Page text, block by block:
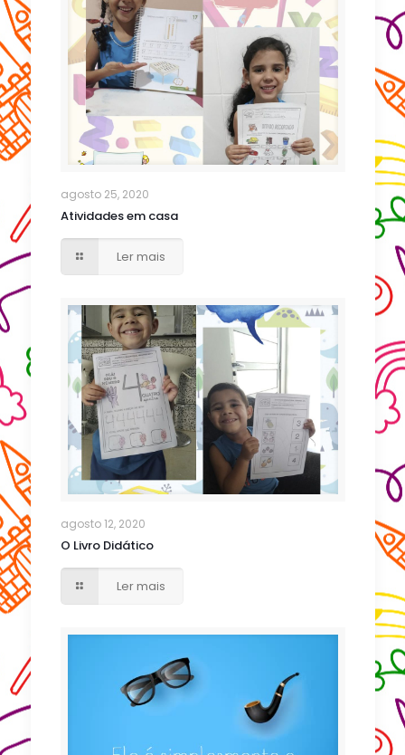
agosto 25, 2020
Atividades em casa
Ler mais
agosto 12, 2020
O Livro Didático
Ler mais